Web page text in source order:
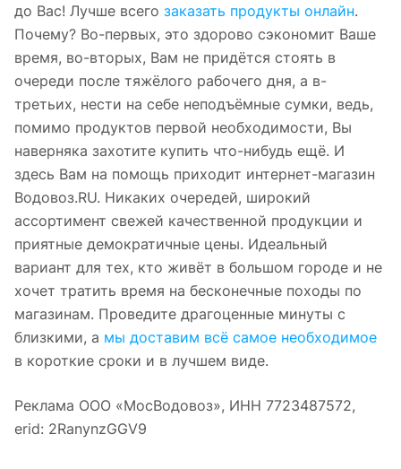
до Вас! Лучше всего заказать продукты онлайн.
Почему? Во-первых, это здорово сэкономит Ваше
время, во-вторых, Вам не придётся стоять в
очереди после тяжёлого рабочего дня, а в-
третьих, нести на себе неподъёмные сумки, ведь,
помимо продуктов первой необходимости, Вы
наверняка захотите купить что-нибудь ещё. И
здесь Вам на помощь приходит интернет-магазин
Водовоз.RU. Никаких очередей, широкий
ассортимент свежей качественной продукции и
приятные демократичные цены. Идеальный
вариант для тех, кто живёт в большом городе и не
хочет тратить время на бесконечные походы по
магазинам. Проведите драгоценные минуты с
близкими, а мы доставим всё самое необходимое
в короткие сроки и в лучшем виде.
Реклама ООО «МосВодовоз», ИНН 7723487572,
erid: 2RanynzGGV9